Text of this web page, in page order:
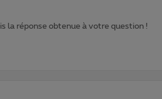
la réponse obtenue à votre question !